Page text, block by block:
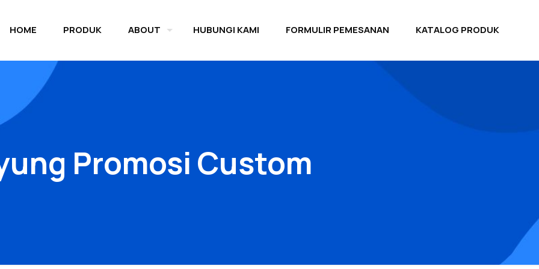
HOME PRODUK ABOUT HUBUNGI KAMI FORMULIR PEMESANAN KATALOG PRODUK
Promosi Custom